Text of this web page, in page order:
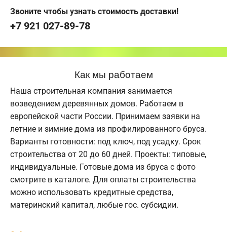
Звоните чтобы узнать стоимость доставки!
+7 921 027-89-78
Как мы работаем
Наша строительная компания занимается
возведением деревянных домов. Работаем в
европейской части России. Принимаем заявки на
летние и зимние дома из профилированного бруса.
Варианты готовности: под ключ, под усадку. Срок
строительства от 20 до 60 дней. Проекты: типовые,
индивидуальные. Готовые дома из бруса с фото
смотрите в каталоге. Для оплаты строительства
можно использовать кредитные средства,
материнский капитал, любые гос. субсидии.